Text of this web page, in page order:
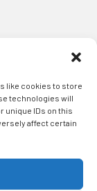
like cookies to store
technologies will
unique IDs on this
affect certain